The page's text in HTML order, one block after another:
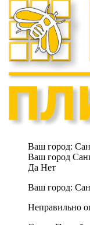
Ваш город:
Ваш город
Да Нет
Ваш город:
Неправильно